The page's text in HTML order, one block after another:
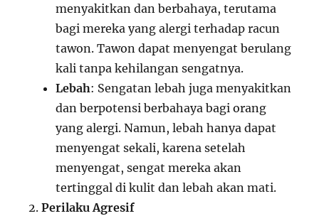
menyakitkan dan berbahaya, terutama
bagi mereka yang alergi terhadap racun
tawon. Tawon dapat menyengat berulang
kali tanpa kehilangan sengatnya.
Lebah: Sengatan lebah juga menyakitkan
dan berpotensi berbahaya bagi orang
yang alergi. Namun, lebah hanya dapat
menyengat sekali, karena setelah
menyengat, sengat mereka akan
tertinggal di kulit dan lebah akan mati.
Perilaku Agresif